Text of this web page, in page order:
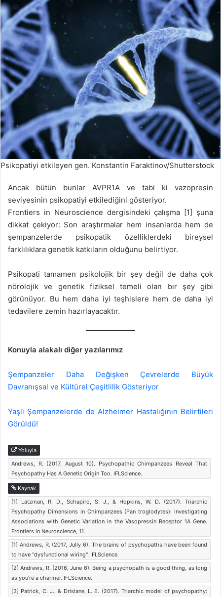
Psikopatiyi etkileyen gen. Konstantin Faraktinov/Shutterstock
Ancak bütün bunlar AVPR1A ve tabi ki vazopresin
seviyesinin psikopatiyi etkilediğini gösteriyor.
Frontiers in Neuroscience dergisindeki çalışma [1] şuna
dikkat çekiyor: Son araştırmalar hem insanlarda hem de
şempanzelerde psikopatik özelliklerdeki bireysel
farklılıklara genetik katkıların olduğunu belirtiyor.
Psikopati tamamen psikolojik bir şey değil de daha çok
nörolojik ve genetik fiziksel temeli olan bir şey gibi
görünüyor. Bu hem daha iyi teşhislere hem de daha iyi
tedavilere zemin hazırlayacaktır.
Konuyla alakalı diğer yazılarımız
Şempanzeler Daha Değişken Çevrelerde Büyük
Davranışsal ve Kültürel Çeşitlilik Gösteriyor
Yaşlı Şempanzelerde de Alzheimer Hastalığının Belirtileri
Görüldü!
Yoluyla
Andrews, R. (2017, August 10). Psychopathic Chimpanzees Reveal That
Psychopathy Has A Genetic Origin Too. IFLScience.
Kaynak
[1] Latzman, R. D., Schapiro, S. J., & Hopkins, W. D. (2017). Triarchic
Psychopathy Dimensions in Chimpanzees (Pan troglodytes): Investigating
Associations with Genetic Variation in the Vasopressin Receptor 1A Gene.
Frontiers in Neuroscience, 11.
[1] Andrews, R. (2017, Jully 6). The brains of psychopaths have been found
to have "dysfunctional wiring". IFLScience.
[2] Andrews, R. (2016, June 6). Being a psychopath is a good thing, as long
as you're a charmer. IFLScience.
[3] Patrick, C. J., & Drislane, L. E. (2017). Triarchic model of psychopathy: